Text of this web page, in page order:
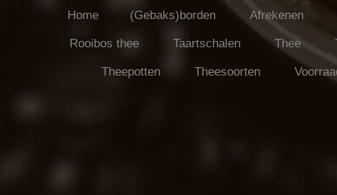
Home (Gebaks)borden Afrekenen
Rooibos thee Taartschalen Thee
Theepotten Theesoorten